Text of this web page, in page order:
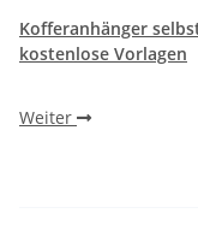
Kofferanhänger
kostenlose Vorlagen
Weiter